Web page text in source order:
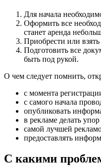
Для начала
Оформить все
станет аренда
Приобрести или
Подготовить все
быть под рукой.
О чем следует помнить,
с момента
с самого начала
опубликовать
в рекламе делать
самой лучшей
предоставлять
С какими